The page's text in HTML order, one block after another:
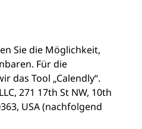
Sie die Möglichkeit,
Für die
das Tool „Calendly“.
271 17th St NW, 10th
USA (nachfolgend